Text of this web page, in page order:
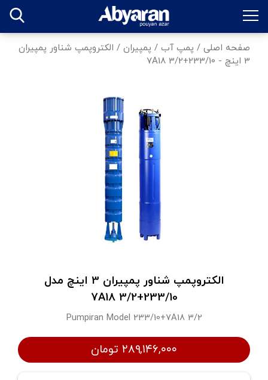
صفحه اصلی / پمپ آب / پمپیران / الکتروپمپ شناور پمپیران
3 اینچ - 233/10+7A18 3/2
الکتروپمپ شناور پمپیران 3 اینچ مدل
233/10+7A18 3/2
Pumpiran Model 233/10+7A18 3/2
۲۸۹,۱۴۶,۰۰۰ تومان